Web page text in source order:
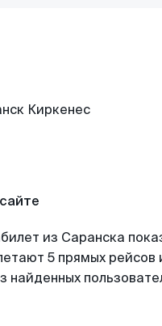
из Саранска
5 прямых рейсов
найденных